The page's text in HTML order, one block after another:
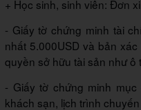
+ Học sinh, sinh viên: Đơn
- Giấy tờ chứng minh tài
nhất 5.000USD và bản
quyền sở hữu tài sản như
- Giấy tờ chứng minh
khách sạn, lịch trình